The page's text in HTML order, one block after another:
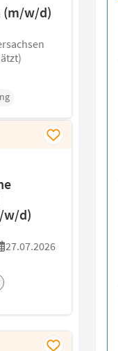
(m/w/d)
w/d)
27.07.2026